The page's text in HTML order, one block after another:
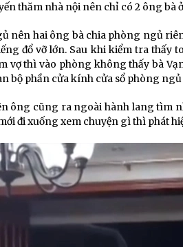
thăm nhà nội nên chỉ có 2 ông bà
nên hai ông bà chia phòng ngủ
đổ vỡ lớn. Sau khi kiểm tra thấy
vợ thì vào phòng không thấy bà
bộ phần cửa kính cửa sổ phòng ngủ
ông cũng ra ngoài hành lang tìm
đi xuống xem chuyện gì thì phát